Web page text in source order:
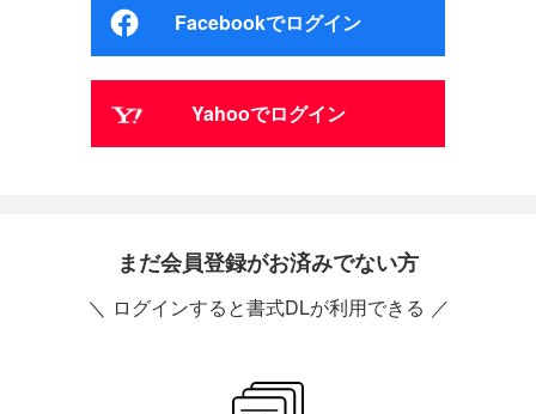
Facebookでログイン
Yahooでログイン
まだ会員登録がお済みでない方
＼ ログインすると書式DLが利用できる ／